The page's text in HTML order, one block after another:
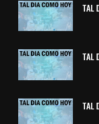
TAL
TAL
TAL